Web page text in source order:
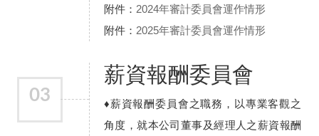
附件： 2024年審計委員會運作情形
附件： 2025年審計委員會運作情形
03
薪資報酬委員會
♦薪資報酬委員會之職務，以專業客觀之
角度，就本公司董事及經理人之薪資報酬